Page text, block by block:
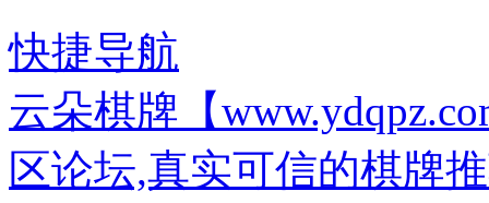
快捷导航
云朵棋牌【
区论坛,真实可信的棋牌